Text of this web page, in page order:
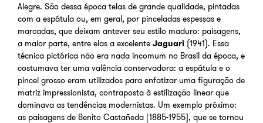
Alegre. São dessa época telas de grande qualidade, pintadas
com a espátula ou, em geral, por pinceladas espessas e
marcadas, que deixam antever seu estilo maduro: paisagens,
a maior parte, entre elas a excelente Jaguari (1941). Essa
técnica pictórica não era nada incomum no Brasil da época, e
costumava ter uma valência conservadora: a espátula e o
pincel grosso eram utilizados para enfatizar uma figuração de
matriz impressionista, contraposta à estilização linear que
dominava as tendências modernistas. Um exemplo próximo:
as paisagens de Benito Castañeda [1885-1955], que se tornou